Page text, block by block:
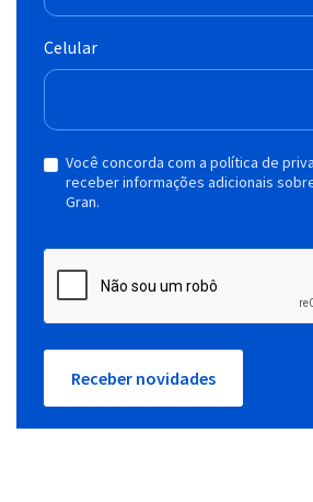
Celular
Você concorda com a política de
receber informações adicionais
Gran.
Receber novidades